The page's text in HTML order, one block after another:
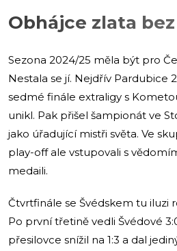
Obhájce zlata
Sezona 2024/25 měla být pro
Nestala se jí. Nejdřív Pardubice
sedmé finále extraligy s
unikl. Pak přišel šampionát ve
jako úřadující mistři světa. Ve
play-off ale vstupovali s
medaili.
Čtvrtfinále se Švédskem tu iluzi
Po první třetině vedli Švédové
přesilovce snížil na 1:3 a dal